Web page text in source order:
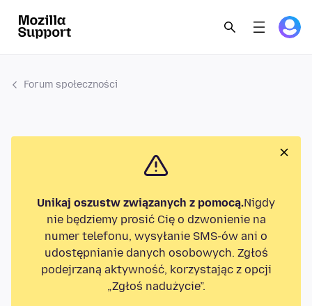
Forum społeczności
Unikaj oszustw związanych z pomocą.Nigdy
nie będziemy prosić Cię o dzwonienie na
numer telefonu, wysyłanie SMS-ów ani o
udostępnianie danych osobowych. Zgłoś
podejrzaną aktywność, korzystając z opcji
„Zgłoś nadużycie”.